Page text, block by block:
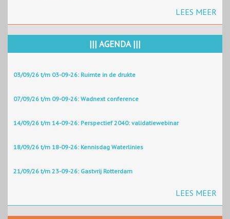
LEES MEER
||| AGENDA |||
03/09/26 t/m 03-09-26: Ruimte in de drukte
07/09/26 t/m 09-09-26: Wadnext conference
14/09/26 t/m 14-09-26: Perspectief 2040: validatiewebinar
18/09/26 t/m 18-09-26: Kennisdag Waterlinies
21/09/26 t/m 23-09-26: Gastvrij Rotterdam
LEES MEER